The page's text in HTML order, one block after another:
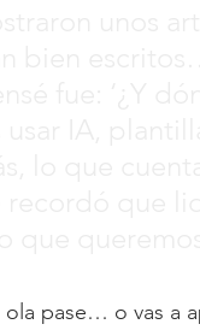
ola pase… o vas a